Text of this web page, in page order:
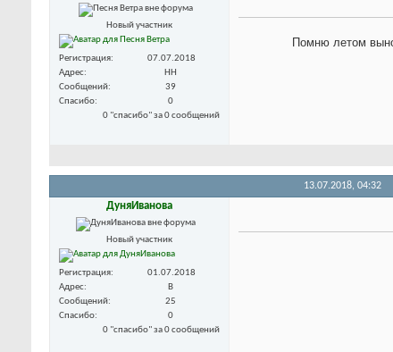
Новый участник
Регистрация
07.07.2018
Адрес
НН
Сообщений
39
Спасибо
0
0 "спасибо" за 0 сообщений
Помню летом
13.07.2018, 04:32
ДуняИванова
Новый участник
Регистрация
01.07.2018
Адрес
В
Сообщений
25
Спасибо
0
0 "спасибо" за 0 сообщений